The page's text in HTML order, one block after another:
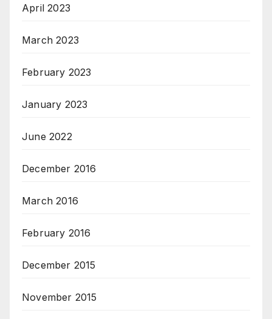
April 2023
March 2023
February 2023
January 2023
June 2022
December 2016
March 2016
February 2016
December 2015
November 2015